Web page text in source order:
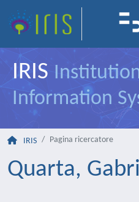
IRIS
Information
IRIS Pagina ricercatore
Quarta,